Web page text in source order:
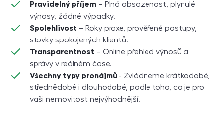
Pravidelný příjem – Plná obsazenost, plynulé
výnosy, žádné výpadky.
Spolehlivost – Roky praxe, prověřené postupy,
stovky spokojených klientů.
Transparentnost – Online přehled výnosů a
správy v reálném čase.
Všechny typy pronájmů - Zvládneme krátkodobé,
střednědobé i dlouhodobé, podle toho, co je pro
vaši nemovitost nejvýhodnější.